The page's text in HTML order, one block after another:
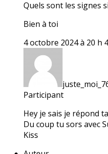
Quels sont les signes
Bien à toi
4 octobre 2024 à 20 h
Participant
Hey je sais je répond
Du coup tu sors avec
Kiss